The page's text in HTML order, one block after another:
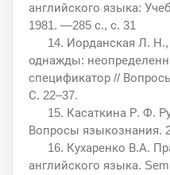
английского языка:
1981. —285 с., с. 31
14. Иорданская Л.
однажды:
спецификатор //
С. 22–37.
15. Касаткина Р. Ф.
Вопросы языкознания.
16. Кухаренко В.А.
английского языка.